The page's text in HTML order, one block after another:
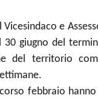
e
giugno del
del territorio
febbraio